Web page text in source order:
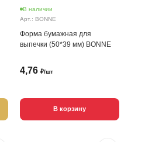
В наличии
Арт.: BONNE
Форма бумажная для
выпечки (50*39 мм) BONNE
4,76 ₽/шт
В корзину